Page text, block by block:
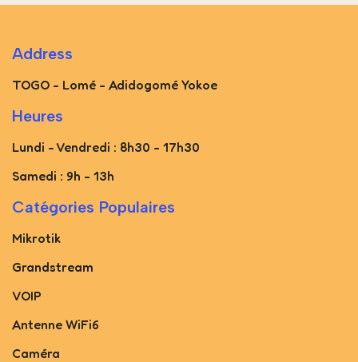
Address
TOGO - Lomé - Adidogomé Yokoe
Heures
Lundi - Vendredi : 8h30 - 17h30
Samedi : 9h - 13h
Catégories Populaires
Mikrotik
Grandstream
VOIP
Antenne WiFi6
Caméra